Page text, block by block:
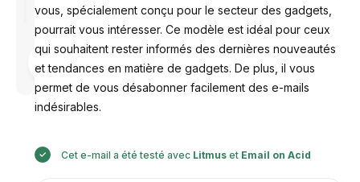
Conçu par
Anastasiia
vous, spécialement conçu pour le secteur des gadgets,
pourrait vous intéresser. Ce modèle est idéal pour ceux
qui souhaitent rester informés des dernières nouveautés
et tendances en matière de gadgets. De plus, il vous
permet de vous désabonner facilement des e-mails
indésirables.
Cet e-mail a été testé avec Litmuset Email on Acid